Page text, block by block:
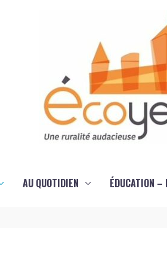
AU QUOTIDIEN ÉDUCATION –